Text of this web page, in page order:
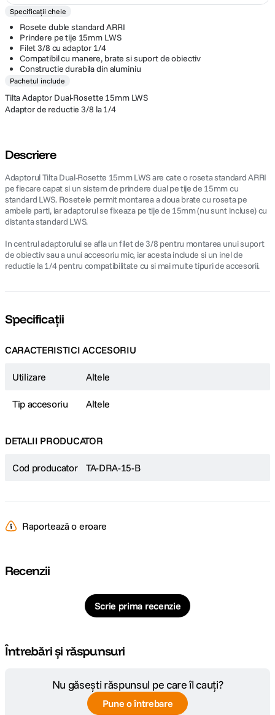
Specificații cheie
Rosete duble standard ARRI
Prindere pe tije 15mm LWS
Filet 3/8 cu adaptor 1/4
Compatibil cu manere, brate si suport de obiectiv
Constructie durabila din aluminiu
Pachetul include
Tilta Adaptor Dual-Rosette 15mm LWS
Adaptor de reductie 3/8 la 1/4
Descriere
Adaptorul Tilta Dual-Rosette 15mm LWS are cate o roseta standard ARRI
pe fiecare capat si un sistem de prindere dual pe tije de 15mm cu
standard LWS. Rosetele permit montarea a doua brate cu roseta pe
ambele parti, iar adaptorul se fixeaza pe tije de 15mm (nu sunt incluse) cu
distanta standard LWS.
In centrul adaptorului se afla un filet de 3/8 pentru montarea unui suport
de obiectiv sau a unui accesoriu mic, iar acesta include si un inel de
reductie la 1/4 pentru compatibilitate cu si mai multe tipuri de accesorii.
Specificații
CARACTERISTICI ACCESORIU
Utilizare Altele
Tip accesoriu Altele
DETALII PRODUCATOR
Cod producator TA-DRA-15-B
Raportează o eroare
Recenzii
Scrie prima recenzie
Întrebări și răspunsuri
Nu găsești răspunsul pe care îl cauți?
Pune o întrebare